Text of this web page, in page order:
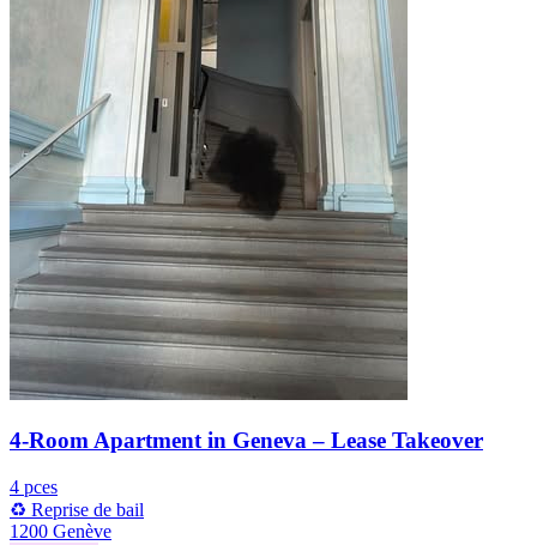
4-Room Apartment in Geneva – Lease Takeover
4 pces
♻️ Reprise de bail
1200 Genève